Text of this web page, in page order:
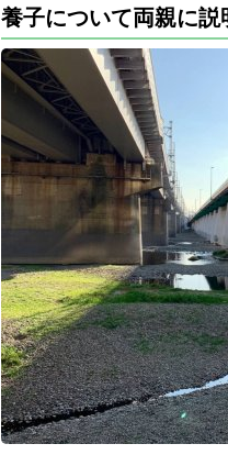
養子について両親に説